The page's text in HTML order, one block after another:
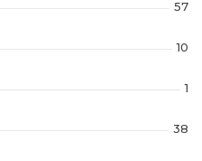
57
10
1
38